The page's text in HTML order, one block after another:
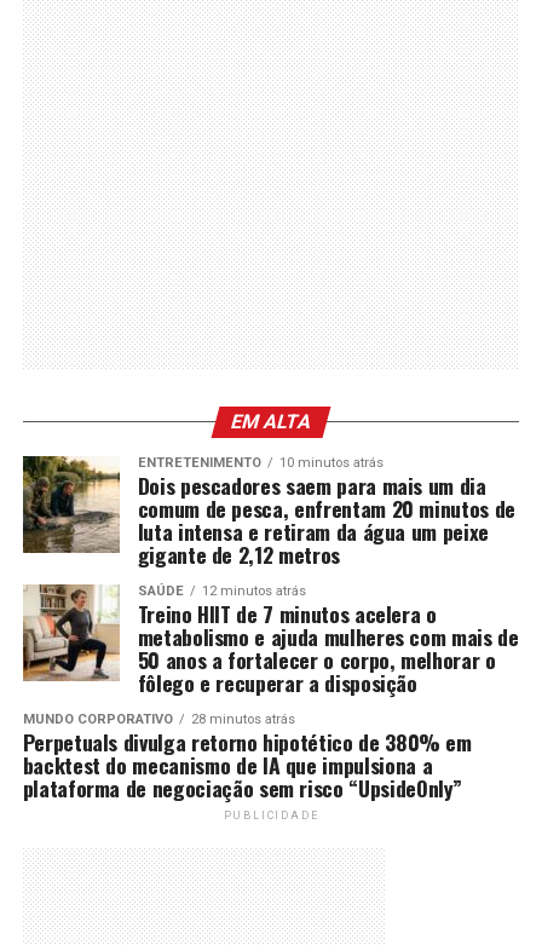
EM ALTA
ENTRETENIMENTO 10 minutos atrás
Dois pescadores saem para mais um dia
comum de pesca, enfrentam 20 minutos de
luta intensa e retiram da água um peixe
gigante de 2,12 metros
SAÚDE 12 minutos atrás
Treino HIIT de 7 minutos acelera o
metabolismo e ajuda mulheres com mais de
50 anos a fortalecer o corpo, melhorar o
fôlego e recuperar a disposição
MUNDO CORPORATIVO 28 minutos atrás
Perpetuals divulga retorno hipotético de 380% em
backtest do mecanismo de IA que impulsiona a
plataforma de negociação sem risco “UpsideOnly”
PUBLICIDADE